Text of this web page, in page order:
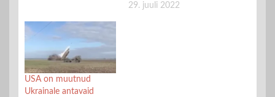
29. juuli 2022
USA on muutnud
Ukrainale antavaid